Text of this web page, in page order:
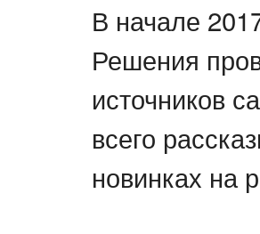
В начале
Решения
источников
всего
новинках на